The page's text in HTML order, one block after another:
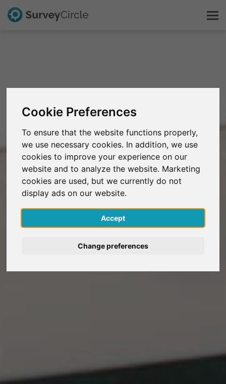
Cookie Preferences
To ensure that the website functions properly,
we use necessary cookies. In addition, we use
cookies to improve your experience on our
website and to analyze the website. Marketing
cookies are used, but we currently do not
display ads on our website.
Accept
Change preferences
FAQ
Registrati gratis
Accedi
English
Deutsch
Nederlands